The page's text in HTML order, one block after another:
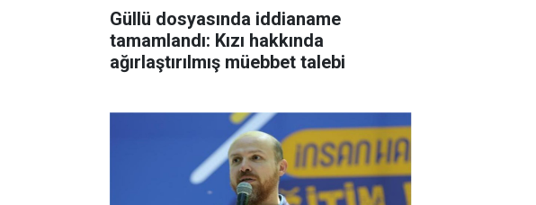
Güllü dosyasında iddianame
tamamlandı: Kızı hakkında
ağırlaştırılmış müebbet talebi